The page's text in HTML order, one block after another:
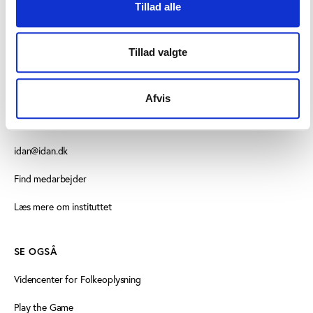
Tillad alle
Tillad valgte
Afvis
Vester Allé 8B, 3. sal, 8000 Aarhus C
+45 3266 1030
idan@idan.dk
Find medarbejder
Læs mere om instituttet
SE OGSÅ
Videncenter for Folkeoplysning
Play the Game